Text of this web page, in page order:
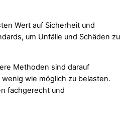
Wert auf Sicherheit und
um Unfälle und Schäden zu
Methoden sind darauf
wie möglich zu belasten.
fachgerecht und